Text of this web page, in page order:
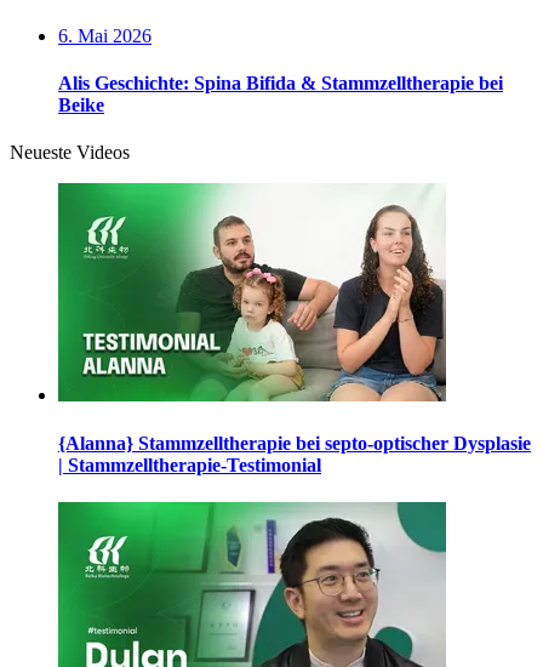
6. Mai 2026
Alis Geschichte: Spina Bifida & Stammzelltherapie bei
Beike
Neueste Videos
{Alanna} Stammzelltherapie bei septo-optischer Dysplasie
| Stammzelltherapie-Testimonial